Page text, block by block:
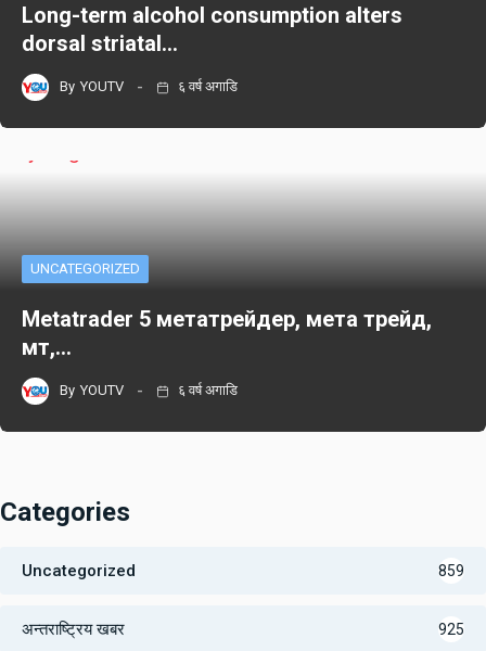
Long-term alcohol consumption alters
dorsal striatal…
By YOUTV ६ वर्ष अगाडि
UNCATEGORIZED
Metatrader 5 метатрейдер, мета трейд,
мт,…
By YOUTV ६ वर्ष अगाडि
Categories
Uncategorized 859
अन्तराष्ट्रिय खबर 925